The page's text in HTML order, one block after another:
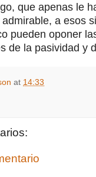
que apenas le
a esos
pueden oponer
de la pasividad y
at 14:33